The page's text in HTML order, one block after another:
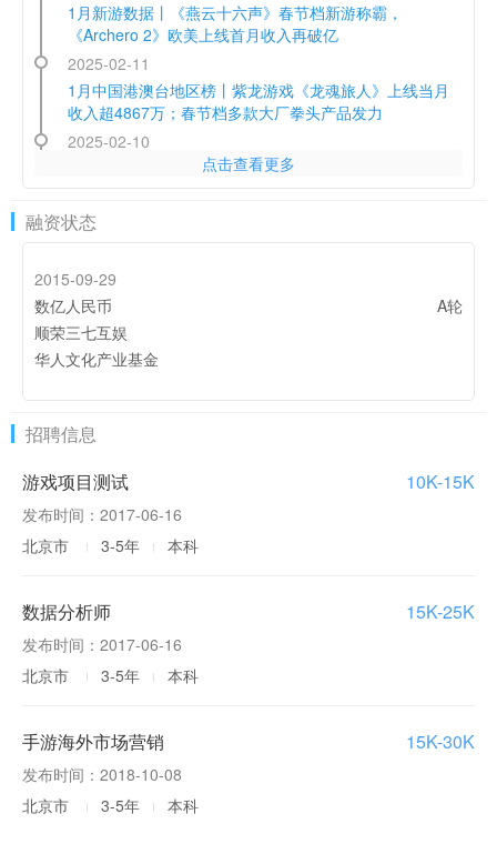
1月新游数据丨《燕云十六声》春节档新游称霸，
《Archero 2》欧美上线首月收入再破亿
2025-02-11
1月中国港澳台地区榜丨紫龙游戏《龙魂旅人》上线当月
收入超4867万；春节档多款大厂拳头产品发力
2025-02-10
海彼新游持续吸金，上线两月全球净收4.57亿 | 大陆出海
秀
2025-01-23
新作11天3个市场吸金3360万，遭遇4年“困顿”的紫龙游戏
2024-10-25
出海厂商丨2024年9月中国应用/游戏厂商出海收入Top30
榜
2024-09-26
出海厂商丨2024年8月中国应用/游戏厂商出海收入Top30
榜
7月新游数据丨米哈游《绝区零》首月收入超5亿元问鼎全
步兑现IP价值
2024-01-15
2023年12月海外新发行游戏与应用下载榜单
2024-01-12
上线日服海外营收环比提升超5倍，紫龙这款MMO如何脱
颖而出？
2023-12-11
2023-07-11
6月出海收入Top30：米哈游《崩铁》抢占第一，腾讯一款
FPS大破280亿
点击查看更多
融资状态
2015-09-29
A轮
数亿人民币
顺荣三七互娱
华人文化产业基金
招聘信息
10K-15K
游戏项目测试
发布时间：2017-06-16
北京市
3-5年 本科
15K-25K
数据分析师
发布时间：2017-06-16
北京市
3-5年 本科
15K-30K
手游海外市场营销
发布时间：2018-10-08
北京市
3-5年 本科